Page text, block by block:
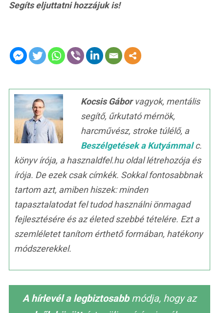
Segíts eljuttatni hozzájuk is!
Kocsis Gáborvagyok, mentális
segítő, űrkutató mérnök,
harcművész, stroke túlélő, a
Beszélgetések a Kutyámmalc.
könyv írója, a hasznaldfel.hu oldal létrehozója és
írója. De ezek csak címkék. Sokkal fontosabbnak
tartom azt, amiben hiszek: minden
tapasztalatodat fel tudod használni önmagad
fejlesztésére és az életed szebbé tételére. Ezt a
szemléletet tanítom érthető formában, hatékony
módszerekkel.
A hírlevél a legbiztosabbmódja, hogy az